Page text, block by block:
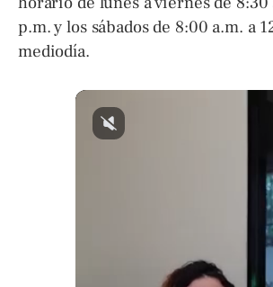
p.m. y los sábados de 8:00 a.m. a
mediodía.